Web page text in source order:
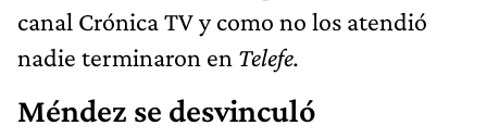
canal Crónica TV y como no los atendió
nadie terminaron en Telefe.
Méndez se desvinculó